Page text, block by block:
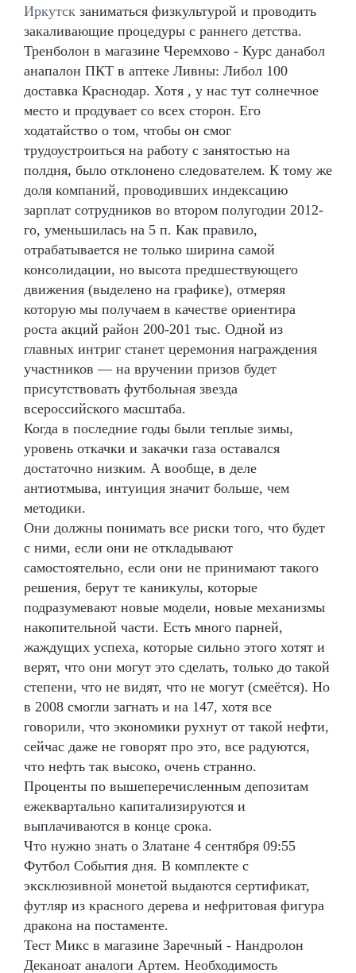
Иркутск заниматься физкультурой и проводить
закаливающие процедуры с раннего детства.
Тренболон в магазине Черемхово - Курс данабол
анапалон ПКТ в аптеке Ливны: Либол 100
доставка Краснодар. Хотя , у нас тут солнечное
место и продувает со всех сторон. Его
ходатайство о том, чтобы он смог
трудоустроиться на работу с занятостью на
полдня, было отклонено следователем. К тому же
доля компаний, проводивших индексацию
зарплат сотрудников во втором полугодии 2012-
го, уменьшилась на 5 п. Как правило,
отрабатывается не только ширина самой
консолидации, но высота предшествующего
движения (выделено на графике), отмеряя
которую мы получаем в качестве ориентира
роста акций район 200-201 тыс. Одной из
главных интриг станет церемония награждения
участников — на вручении призов будет
присутствовать футбольная звезда
всероссийского масштаба.
Когда в последние годы были теплые зимы,
уровень откачки и закачки газа оставался
достаточно низким. А вообще, в деле
антиотмыва, интуиция значит больше, чем
методики.
Они должны понимать все риски того, что будет
с ними, если они не откладывают
самостоятельно, если они не принимают такого
решения, берут те каникулы, которые
подразумевают новые модели, новые механизмы
накопительной части. Есть много парней,
жаждущих успеха, которые сильно этого хотят и
верят, что они могут это сделать, только до такой
степени, что не видят, что не могут (смеётся). Но
в 2008 смогли загнать и на 147, хотя все
говорили, что экономики рухнут от такой нефти,
сейчас даже не говорят про это, все радуются,
что нефть так высоко, очень странно.
Проценты по вышеперечисленным депозитам
ежеквартально капитализируются и
выплачиваются в конце срока.
Что нужно знать о Златане 4 сентября 09:55
Футбол События дня. В комплекте с
эксклюзивной монетой выдаются сертификат,
футляр из красного дерева и нефритовая фигура
дракона на постаменте.
Тест Микс в магазине Заречный - Нандролон
Деканоат аналоги Артем. Необходимость